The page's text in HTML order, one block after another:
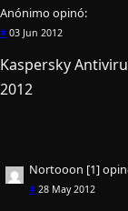
Anónimo opinó:
# 03 Jun 2012
Kaspersky
2012
Nortooon [1]
# 28 May 2012